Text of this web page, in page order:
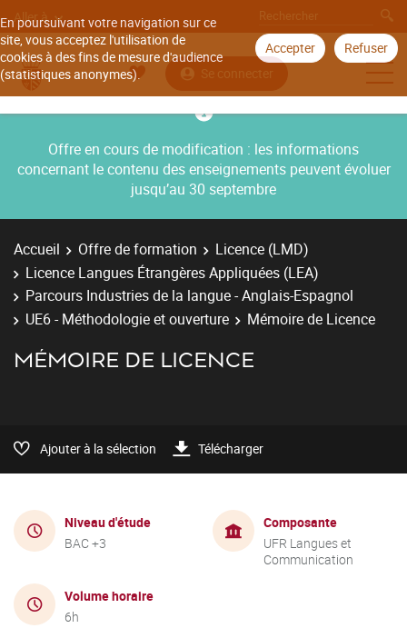
En poursuivant votre navigation sur ce
site, vous acceptez l'utilisation de
cookies à des fins de mesure d'audience
(statistiques anonymes).
Accepter Refuser
Aller à
Se connecter
Offre en cours de modification : les informations
concernant le contenu des enseignements peuvent évoluer
jusqu’au 30 septembre
Accueil Offre de formation
Licence (LMD)
Licence Langues Étrangères Appliquées (LEA)
Parcours Industries de la langue - Anglais-Espagnol
UE6 - Méthodologie et ouverture
Mémoire de Licence
MÉMOIRE DE LICENCE
Ajouter à la sélection Télécharger
Niveau d'étude
BAC +3
Composante
UFR Langues et
Communication
Volume horaire
6h